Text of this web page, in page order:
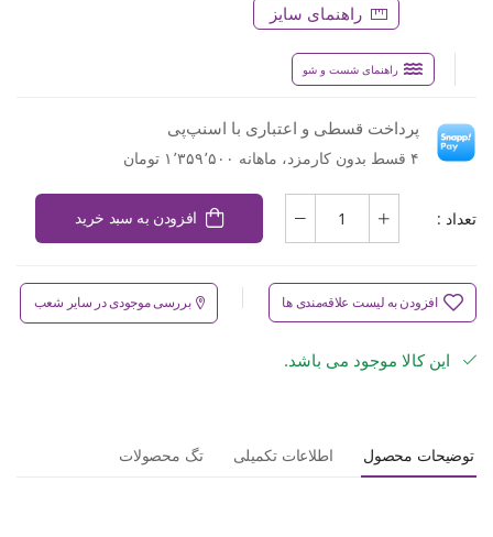
راهنمای سایز
راهنمای شست و شو
پرداخت قسطی و اعتباری با اسنپ‌پی
۴ قسط بدون کارمزد، ماهانه ۱٬۳۵۹٬۵۰۰ تومان
تعداد : افزودن به سبد خرید
افزودن به لیست علاقه‌مندی ها بررسی موجودی در سایر شعب
این کالا موجود می باشد.
توضیحات محصول اطلاعات تکمیلی تگ محصولات